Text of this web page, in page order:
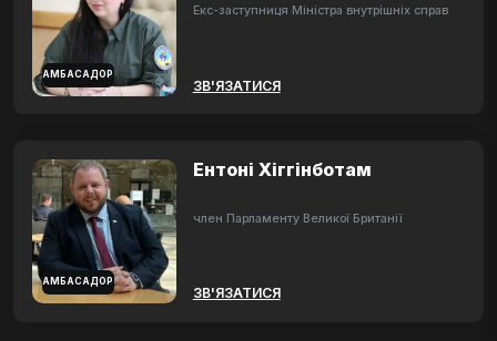
АМБАСАДОР
Екс-заступниця Міністра внутрішніх справ
ЗВ'ЯЗАТИСЯ
АМБАСАДОР
Ентоні Хіггінботам
член Парламенту Великої Британії
ЗВ'ЯЗАТИСЯ